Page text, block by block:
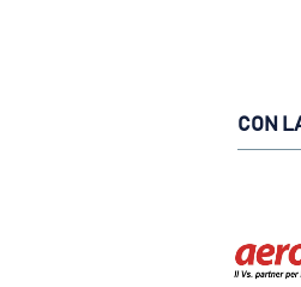
CON